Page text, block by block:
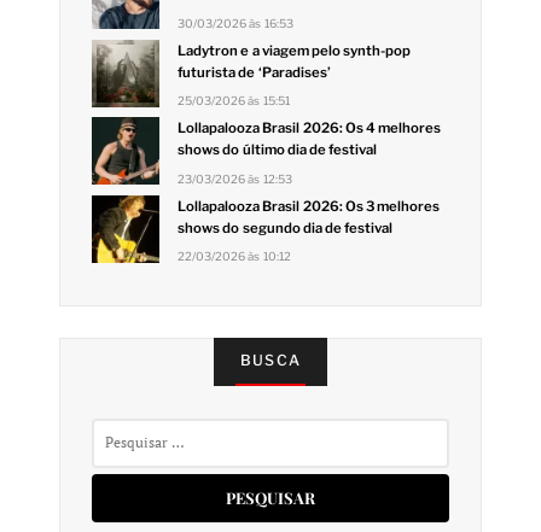
30/03/2026 às 16:53
Ladytron e a viagem pelo synth-pop
futurista de ‘Paradises’
25/03/2026 às 15:51
Lollapalooza Brasil 2026: Os 4 melhores
shows do último dia de festival
23/03/2026 às 12:53
Lollapalooza Brasil 2026: Os 3 melhores
shows do segundo dia de festival
22/03/2026 às 10:12
BUSCA